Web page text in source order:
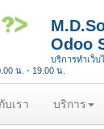
Odoo
บริการทำเว็
น. - 19.00 น.
บเรา บริการ